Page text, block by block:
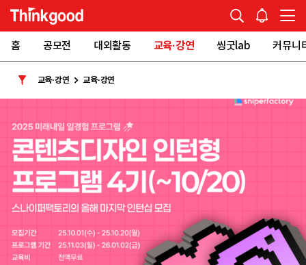
홈 공모전 대외활동 교육·강연 씽굿lab 커뮤니
교육·강연 교육·강연